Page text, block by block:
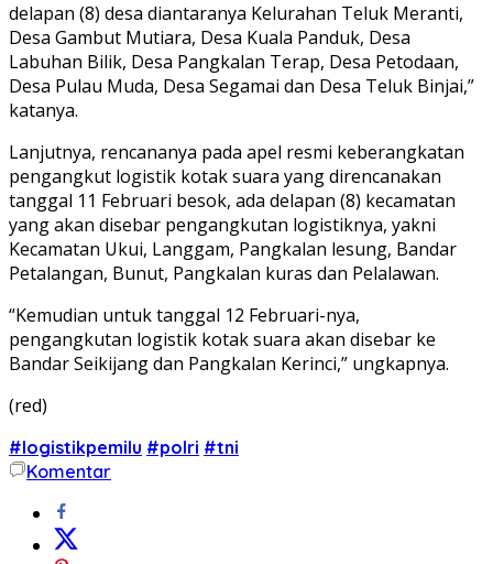
delapan (8) desa diantaranya Kelurahan Teluk Meranti,
Desa Gambut Mutiara, Desa Kuala Panduk, Desa
Labuhan Bilik, Desa Pangkalan Terap, Desa Petodaan,
Desa Pulau Muda, Desa Segamai dan Desa Teluk Binjai,”
katanya.
Lanjutnya, rencananya pada apel resmi keberangkatan
pengangkut logistik kotak suara yang direncanakan
tanggal 11 Februari besok, ada delapan (8) kecamatan
yang akan disebar pengangkutan logistiknya, yakni
Kecamatan Ukui, Langgam, Pangkalan lesung, Bandar
Petalangan, Bunut, Pangkalan kuras dan Pelalawan.
“Kemudian untuk tanggal 12 Februari-nya,
pengangkutan logistik kotak suara akan disebar ke
Bandar Seikijang dan Pangkalan Kerinci,” ungkapnya.
(red)
#logistikpemilu #polri #tni
Komentar